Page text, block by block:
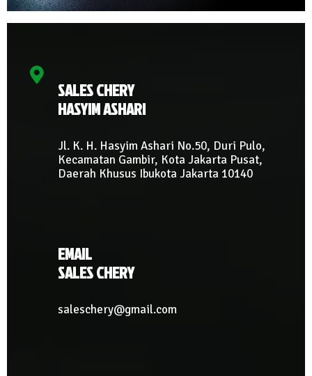
SALES CHERY
HASYIM ASHARI
Jl. K. H. Hasyim Ashari No.50, Duri Pulo,
Kecamatan Gambir, Kota Jakarta Pusat,
Daerah Khusus Ibukota Jakarta 10140
EMAIL
SALES CHERY
saleschery@gmail.com